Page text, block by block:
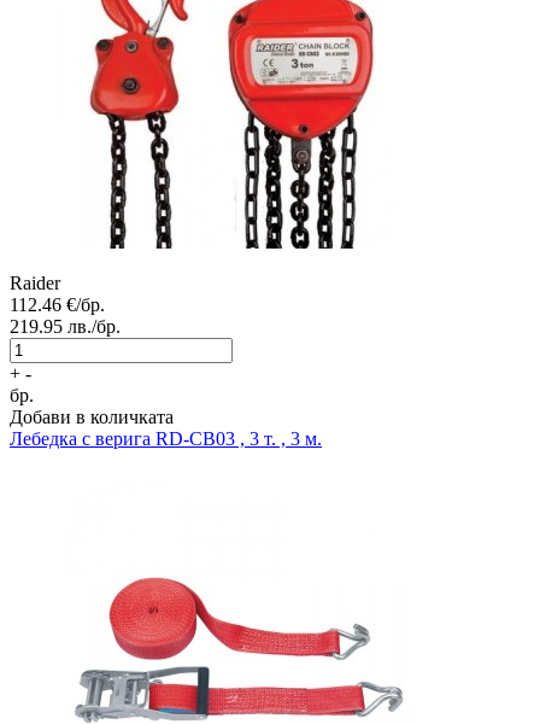
Raider
112.46 €/бр.
219.95 лв./бр.
+ -
бр.
Добави в количката
Лебедка с верига RD-CB03 , 3 т. , 3 м.